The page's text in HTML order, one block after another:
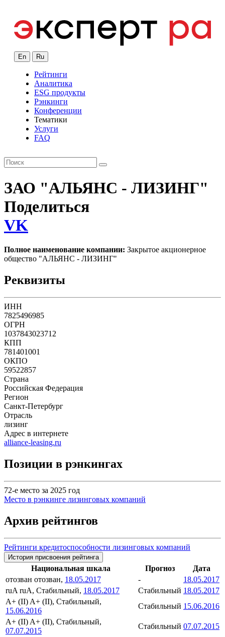
En Ru
Рейтинги
Аналитика
ESG продукты
Рэнкинги
Конференции
Тематики
Услуги
FAQ
ЗАО "АЛЬЯНС - ЛИЗИНГ"
Поделиться
VK
Полное наименование компании: Закрытое акционерное
общество "АЛЬЯНС - ЛИЗИНГ"
Реквизиты
ИНН
7825496985
ОГРН
1037843023712
КПП
781401001
ОКПО
59522857
Страна
Российская Федерация
Регион
Санкт-Петербург
Отрасль
лизинг
Адрес в интернете
alliance-leasing.ru
Позиции в рэнкингах
72-е место за 2025 год
Место в рэнкинге лизинговых компаний
Архив рейтингов
Рейтинги кредитоспособности лизинговых компаний
История присвоения рейтинга
Национальная шкала Прогноз
Дата
отозван отозван, 18.05.2017 -
18.05.2017
ruA ruA, Стабильный, 18.05.2017 Стабильный 18.05.2017
A+ (II) A+ (II), Стабильный,
15.06.2016
Стабильный 15.06.2016
A+ (II) A+ (II), Стабильный,
07.07.2015
Стабильный 07.07.2015